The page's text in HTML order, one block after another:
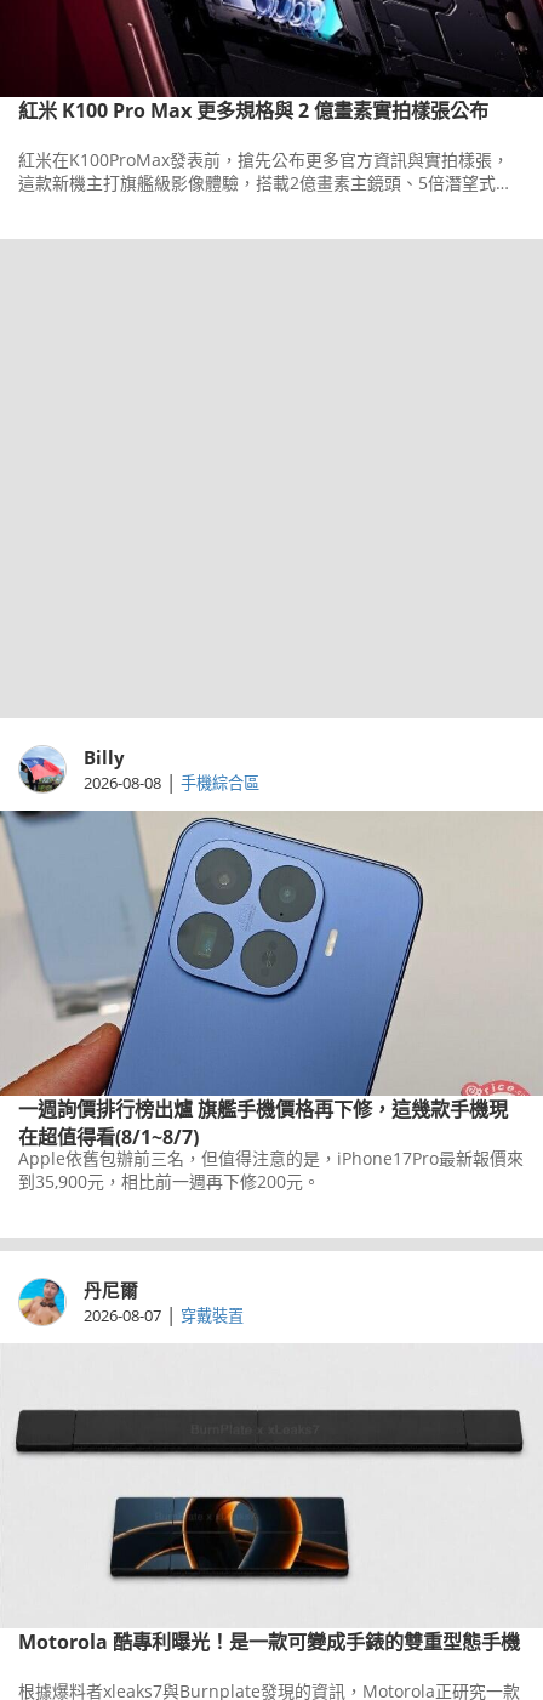
紅米 K100 Pro Max 更多規格與 2 億畫素實拍樣張公布
紅米在K100ProMax發表前，搶先公布更多官方資訊與實拍樣張，
這款新機主打旗艦級影像體驗，搭載2億畫素主鏡頭、5倍潛望式長
Billy
2026-08-08 | 手機綜合區
一週詢價排行榜出爐 旗艦手機價格再下修，這幾款手機現
在超值得看(8/1~8/7)
Apple依舊包辦前三名，但值得注意的是，iPhone17Pro最新報價來
到35,900元，相比前一週再下修200元。
丹尼爾
2026-08-07 | 穿戴裝置
Motorola 酷專利曝光！是一款可變成手錶的雙重型態手機
根據爆料者xleaks7與Burnplate發現的資訊，Motorola正研究一款